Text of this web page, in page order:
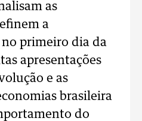
as
a
primeiro dia da
apresentações
e as
brasileira
do